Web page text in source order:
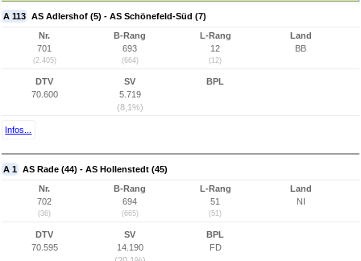
A 113 AS Adlershof (5) - AS Schönefeld-Süd (7)
Nr.
701
(2.405)
B-Rang
693
(664)
L-Rang
12
(12)
Land
BB
DTV
70.600
SV
5.719
(8,1%)
BPL
Infos...
A 1 AS Rade (44) - AS Hollenstedt (45)
Nr.
702
(36)
B-Rang
694
(665)
L-Rang
51
(51)
Land
NI
DTV
70.595
SV
14.190
BPL
FD